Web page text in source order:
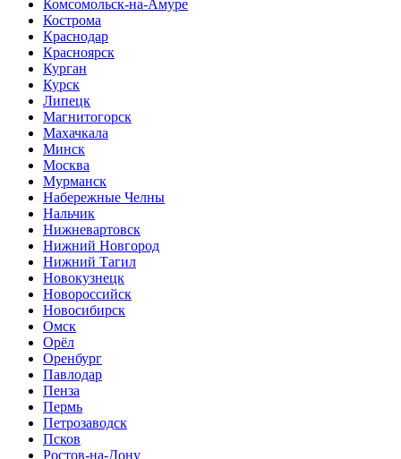
Комсомольск-на-Амуре
Кострома
Краснодар
Красноярск
Курган
Курск
Липецк
Магнитогорск
Махачкала
Минск
Москва
Мурманск
Набережные Челны
Нальчик
Нижневартовск
Нижний Новгород
Нижний Тагил
Новокузнецк
Новороссийск
Новосибирск
Омск
Орёл
Оренбург
Павлодар
Пенза
Пермь
Петрозаводск
Псков
Ростов-на-Дону